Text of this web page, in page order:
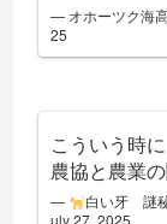
— オホーツク海
25
こういう時
農協と農業
— 白い牙 謎